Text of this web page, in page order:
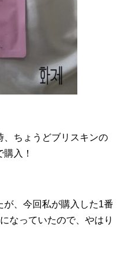
、ちょうどブリスキンの
入！
、今回私が購入した1番
なっていたので、やはり